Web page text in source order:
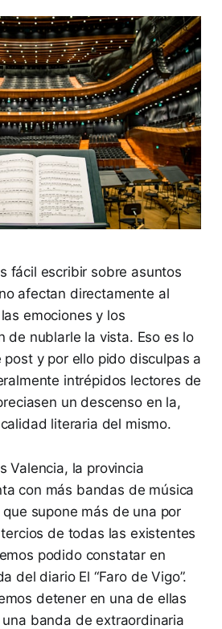
fácil escribir sobre asuntos
afectan directamente al
emociones y los
de nublarle la vista. Eso es lo
y por ello pido disculpas a
intrépidos lectores de
un descenso en la,
literaria del mismo.
Valencia, la provincia
con más bandas de música
supone más de una por
de todas las existentes
podido constatar en
del diario El “Faro de Vigo”.
detener en una de ellas
banda de extraordinaria